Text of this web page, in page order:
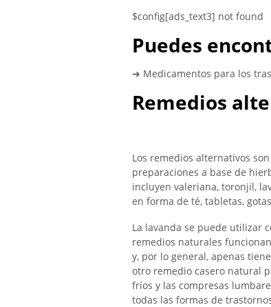
$config[ads_text3] not found
Puedes
➔ Medicamentos para los
Remedios
Los remedios alternativos
preparaciones a base de
incluyen valeriana, toronjil,
en forma de té, tabletas,
La lavanda se puede utilizar
remedios naturales
y, por lo general, apenas
otro remedio casero natural
fríos y las compresas
todas las formas de